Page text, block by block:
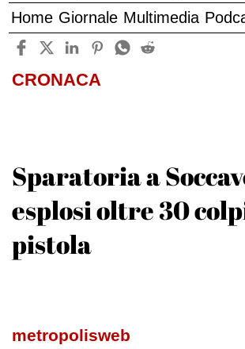
Home Giornale Multimedia
CRONACA
Sparatoria a
esplosi oltre 30
pistola
metropolisweb